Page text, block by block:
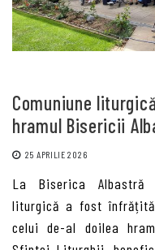
Comuniune
hramul Bisericii
25 APRILIE 2026
La Biserica Albastră
liturgică a fost
celui de-al doilea